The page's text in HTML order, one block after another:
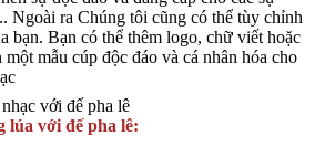
Ngoài ra Chúng tôi cũng có thể tùy chỉnh
bạn. Bạn có thể thêm logo, chữ viết hoặc
mẫu cúp độc đáo và cá nhân hóa cho
lúa với đế pha lê: